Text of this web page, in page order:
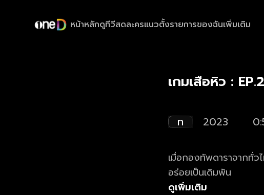
หน้าหลักดูทีวีสดละครแนวตั้งรายการของฉันเพิ่มเติม
เกมเสือหิว : EP.2
ท 2023
เมื่อกองทัพดาราจากทั่
อร่อยเป็นเดิมพัน
ดูเพิ่มเติม